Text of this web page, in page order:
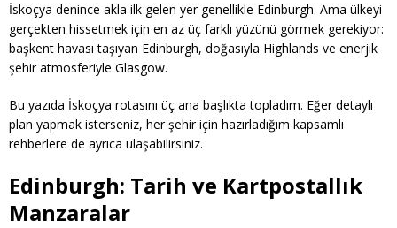
İskoçya denince akla ilk gelen yer genellikle Edinburgh. Ama ülkeyi
gerçekten hissetmek için en az üç farklı yüzünü görmek gerekiyor:
başkent havası taşıyan Edinburgh, doğasıyla Highlands ve enerjik
şehir atmosferiyle Glasgow.
Bu yazıda İskoçya rotasını üç ana başlıkta topladım. Eğer detaylı
plan yapmak isterseniz, her şehir için hazırladığım kapsamlı
rehberlere de ayrıca ulaşabilirsiniz.
Edinburgh: Tarih ve Kartpostallık
Manzaralar